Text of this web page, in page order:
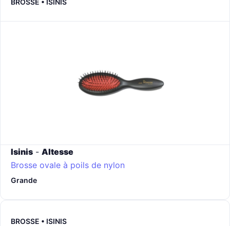
BROSSE • ISINIS
Isinis - Altesse
Brosse ovale à poils de nylon
Grande
BROSSE • ISINIS